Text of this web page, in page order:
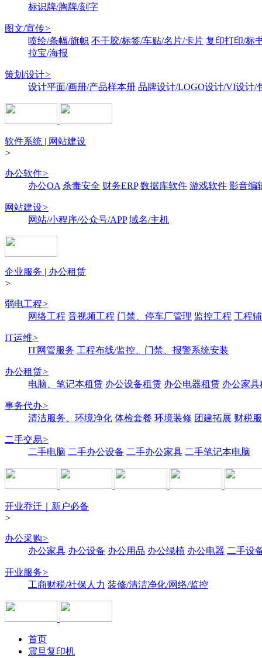
标识牌/胸牌/刻字
图文/宣传>
喷绘/条幅/旗帜 不干胶/标签/车贴/名片/卡片 复印打印/标
拉宝/海报
策划/设计>
设计平面/画册/产品样本册 品牌设计/LOGO设计/VI设计/
软件系统 | 网站建设
>
办公软件>
办公OA 杀毒安全 财务ERP 数据库软件 游戏软件 影音编
网站建设>
网站/小程序/公众号/APP 域名/主机
企业服务 | 办公租赁
>
弱电工程>
网络工程 音视频工程 门禁、停车厂管理 监控工程 工程
IT运维>
IT网管服务 工程布线/监控、门禁、报警系统安装
办公租赁>
电脑、笔记本租赁 办公设备租赁 办公电器租赁 办公家具
事务代办>
清洁服务、环境净化 体检套餐 环境装修 团建拓展 财税
二手交易>
二手电脑 二手办公设备 二手办公家具 二手笔记本电脑
开业乔迁｜新户必备
>
办公采购>
办公家具 办公设备 办公用品 办公绿植 办公电器 二手设
开业服务>
工商财税/社保人力 装修/清洁净化/网络/监控
首页
震旦复印机